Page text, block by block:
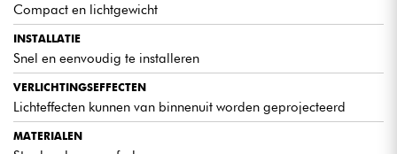
Compact en lichtgewicht
INSTALLATIE
Snel en eenvoudig te installeren
VERLICHTINGSEFFECTEN
Lichteffecten kunnen van binnenuit worden geprojecteerd
MATERIALEN